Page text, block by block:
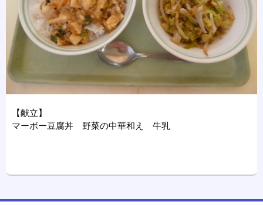
【献立】
マーボー豆腐丼 野菜の中華和え 牛乳